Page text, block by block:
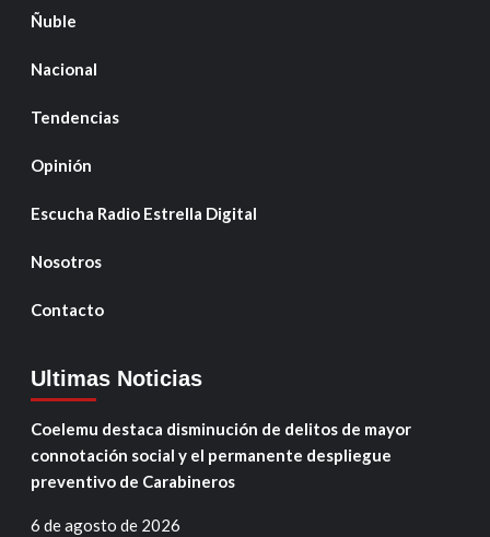
Ñuble
Nacional
Tendencias
Opinión
Escucha Radio Estrella Digital
Nosotros
Contacto
Ultimas Noticias
Coelemu destaca disminución de delitos de mayor
connotación social y el permanente despliegue
preventivo de Carabineros
6 de agosto de 2026